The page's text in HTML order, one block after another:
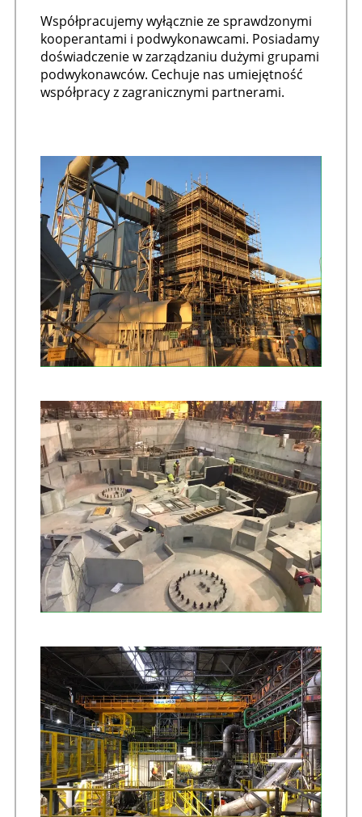
Współpracujemy wyłącznie ze sprawdzonymi
kooperantami i podwykonawcami. Posiadamy
doświadczenie w zarządzaniu dużymi grupami
podwykonawców. Cechuje nas umiejętność
współpracy z zagranicznymi partnerami.